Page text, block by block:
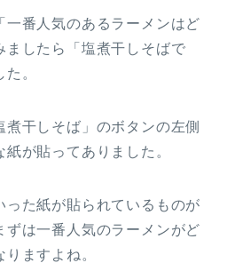
一番人気のあるラーメンはど
ましたら「塩煮干しそばで
。
干しそば」のボタンの左側
が貼ってありました。
った紙が貼られているものが
ずは一番人気のラーメンがど
ますよね。